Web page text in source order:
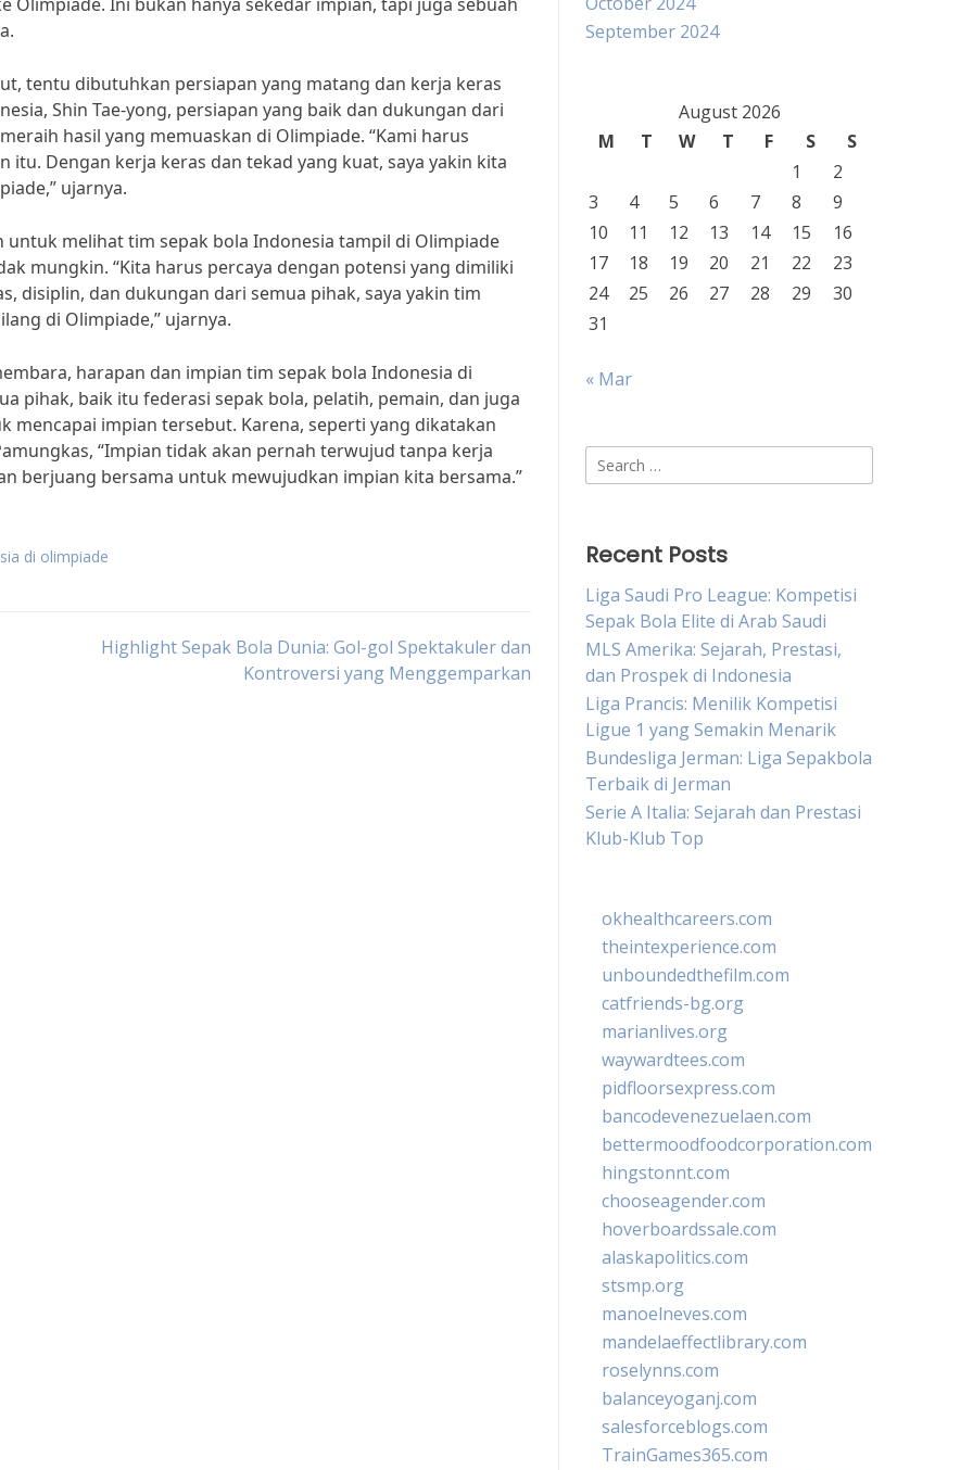
tentu dibutuhkan persiapan yang matang dan kerja keras
Shin Tae-yong, persiapan yang baik dan dukungan dari
hasil yang memuaskan di Olimpiade. “Kami harus
Dengan kerja keras dan tekad yang kuat, saya yakin kita
ujarnya.
untuk melihat tim sepak bola Indonesia tampil di Olimpiade
mungkin. “Kita harus percaya dengan potensi yang dimiliki
disiplin, dan dukungan dari semua pihak, saya yakin tim
di Olimpiade,” ujarnya.
harapan dan impian tim sepak bola Indonesia di
pihak, baik itu federasi sepak bola, pelatih, pemain, dan juga
mencapai impian tersebut. Karena, seperti yang dikatakan
“Impian tidak akan pernah terwujud tanpa kerja
berjuang bersama untuk mewujudkan impian kita bersama.”
di olimpiade
Highlight Sepak Bola Dunia: Gol-gol Spektakuler dan
Kontroversi yang Menggemparkan
September 2024
August 2026
M
T W T F S
S
1
2
3
4 5 6 7 8
9
10
11 12 13 14 15
16
17
18 19 20 21 22
23
24
25 26 27 28 29
30
31
« Mar
Search
for:
Recent Posts
Liga Saudi Pro League: Kompetisi
Sepak Bola Elite di Arab Saudi
MLS Amerika: Sejarah, Prestasi,
dan Prospek di Indonesia
Liga Prancis: Menilik Kompetisi
Ligue 1 yang Semakin Menarik
Bundesliga Jerman: Liga Sepakbola
Terbaik di Jerman
Serie A Italia: Sejarah dan Prestasi
Klub-Klub Top
okhealthcareers.com
theintexperience.com
unboundedthefilm.com
catfriends-bg.org
marianlives.org
waywardtees.com
pidfloorsexpress.com
bancodevenezuelaen.com
bettermoodfoodcorporation.com
hingstonnt.com
chooseagender.com
hoverboardssale.com
alaskapolitics.com
stsmp.org
manoelneves.com
mandelaeffectlibrary.com
roselynns.com
balanceyoganj.com
salesforceblogs.com
TrainGames365.com